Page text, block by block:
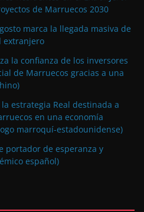
de Marruecos 2030
marca la llegada masiva de
extranjero
la confianza de los inversores
de Marruecos gracias a una
estrategia Real destinada a
en una economía
marroquí-estadounidense)
portador de esperanza y
español)